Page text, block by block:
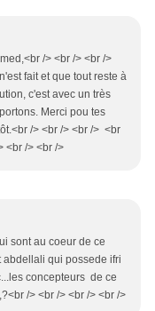
/> <br /> <br />
fait et que tout reste à
c'est avec un très
Merci pou tes
/> <br /> <br /> <br
<br /> <br />
sont au coeur de ce
qui possede ifri
concepteurs de ce
/> <br /> <br /> <br />